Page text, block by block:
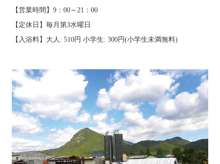
【営業時間】9 ：00～21 ：00
【定休日】毎月第3水曜日
【入浴料】大人 : 510円 小学生: 300円(小学生未満無料)